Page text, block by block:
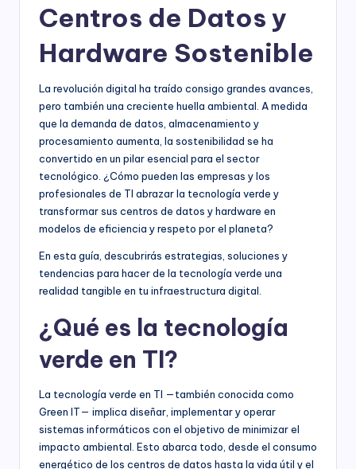
Centros de Datos y
Hardware Sostenible
La revolución digital ha traído consigo grandes avances,
pero también una creciente huella ambiental. A medida
que la demanda de datos, almacenamiento y
procesamiento aumenta, la sostenibilidad se ha
convertido en un pilar esencial para el sector
tecnológico. ¿Cómo pueden las empresas y los
profesionales de TI abrazar la tecnología verde y
transformar sus centros de datos y hardware en
modelos de eficiencia y respeto por el planeta?
En esta guía, descubrirás estrategias, soluciones y
tendencias para hacer de la tecnología verde una
realidad tangible en tu infraestructura digital.
¿Qué es la tecnología
verde en TI?
La tecnología verde en TI —también conocida como
Green IT— implica diseñar, implementar y operar
sistemas informáticos con el objetivo de minimizar el
impacto ambiental. Esto abarca todo, desde el consumo
energético de los centros de datos hasta la vida útil y el